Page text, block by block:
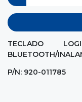
TECLADO
BLUETOOTH/
P/N: 920-011785